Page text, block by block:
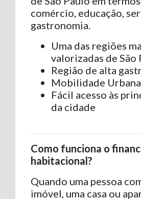
comércio, educação,
gastronomia.
Uma das regiões
valorizadas de São
Região de alta
Mobilidade Urbana
Fácil acesso às
da cidade
Como funciona o
habitacional?
Quando uma pessoa
imóvel, uma casa ou